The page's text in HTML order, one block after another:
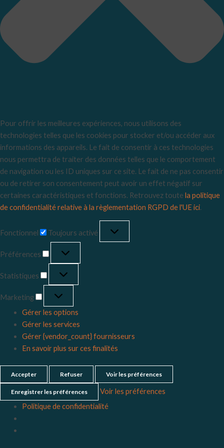
Pour offrir les meilleures expériences, nous utilisons des
technologies telles que les cookies pour stocker et/ou accéder aux
informations des appareils. Le fait de consentir à ces technologies
nous permettra de traiter des données telles que le comportement
de navigation ou les ID uniques sur ce site. Le fait de ne pas consentir
ou de retirer son consentement peut avoir un effet négatif sur
certaines caractéristiques et fonctions. Retrouvez toute la politique
de confidentialité relative à la règlementation RGPD de l'UE ici.
Fonctionnel Toujours activé
Préférences
Statistiques
Marketing
Gérer les options
Gérer les services
Gérer {vendor_count} fournisseurs
En savoir plus sur ces finalités
Accepter Refuser Voir les préférences
Enregistrer les préférences
Voir les préférences
Politique de confidentialité